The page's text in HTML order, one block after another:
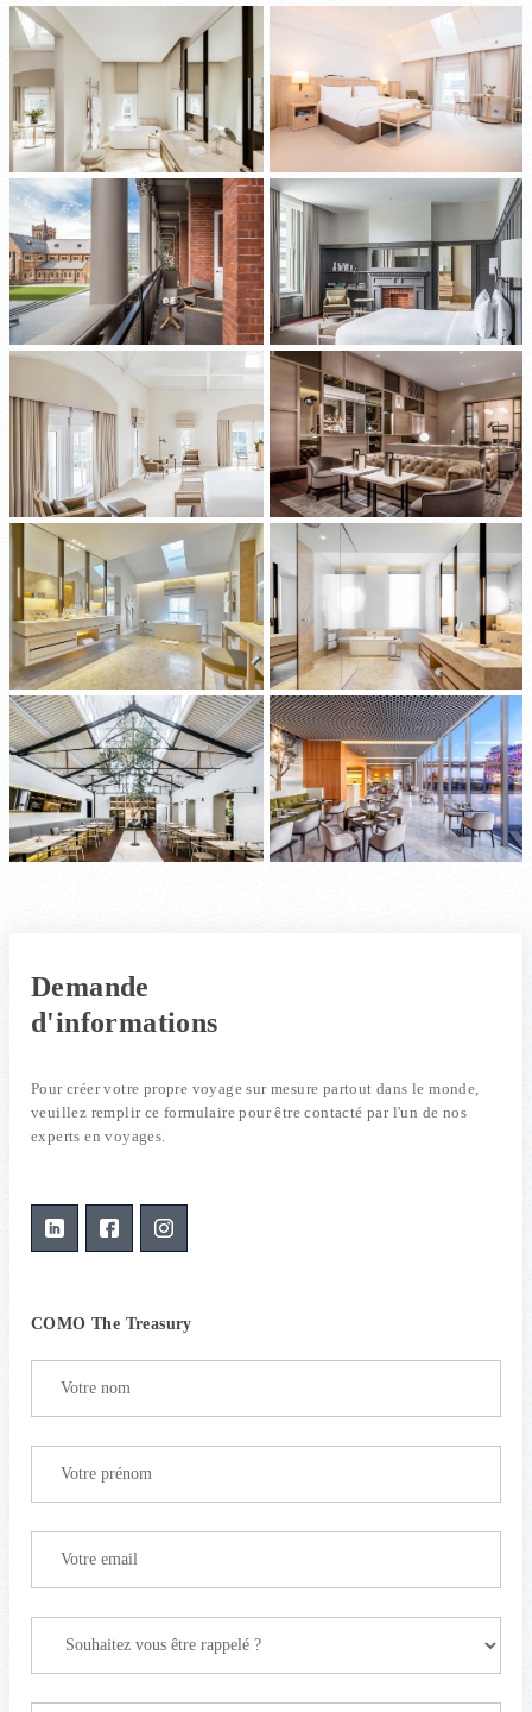
Demande
d'informations
Pour créer votre propre voyage sur mesure partout dans le monde,
veuillez remplir ce formulaire pour être contacté par l'un de nos
experts en voyages.
COMO The Treasury